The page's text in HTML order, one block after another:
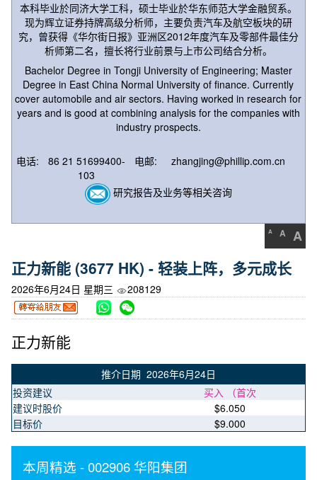
本科毕业於同济大学工科，硕士毕业於华东师范大学金融贸系。
现为辉立证券持牌高级分析师，主要负责汽车及航空板块的研
究，曾获得《华尔街日报》亚洲区2012年度汽车及零部件最佳分
析师第二名，擅长将行业前景与上市公司结合分析。
Bachelor Degree in Tongji University of Engineering; Master
Degree in East China Normal University of finance. Currently
cover automobile and air sectors. Having worked in research for
years and is good at combining analysis for the companies with
industry prospects.
电话:
86 21 51699400-
103
电邮: zhangjing@phillip.com.cn
研究报告及业务等相关咨询
A A A
正力新能 (3677 HK) - 轻装上阵，多元成长
2026年6月24日 星期三 208129
正力新能
推介日期 2026年6月24日
投资建议
买入 （首次
建议时股价
$6.050
目标价
$9.000
本周精选 - 002906 华阳集团